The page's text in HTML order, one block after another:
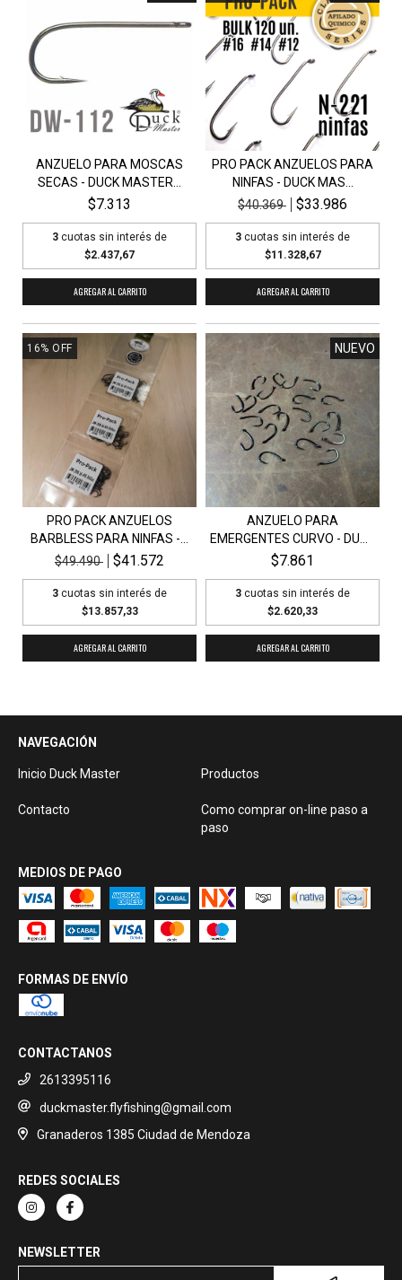
ANZUELO PARA MOSCAS
SECAS - DUCK MASTER...
$7.313
3 cuotas sin interés de
$2.437,67
AGREGAR AL CARRITO
PRO PACK ANZUELOS PARA
NINFAS - DUCK MAS...
$40.369
$33.986
3 cuotas sin interés de
$11.328,67
16% OFF
PRO PACK ANZUELOS
BARBLESS PARA NINFAS -...
$49.490
$41.572
3 cuotas sin interés de
$13.857,33
NUEVO
ANZUELO PARA
EMERGENTES CURVO - DUCK
MAS...
$7.861
3 cuotas sin interés de
$2.620,33
AGREGAR AL CARRITO
NAVEGACIÓN
Inicio Duck Master Productos
Contacto
Como comprar on-line paso a
paso
MEDIOS DE PAGO
FORMAS DE ENVÍO
CONTACTANOS
2613395116
duckmaster.flyfishing@gmail.com
Granaderos 1385 Ciudad de Mendoza
REDES SOCIALES
NEWSLETTER